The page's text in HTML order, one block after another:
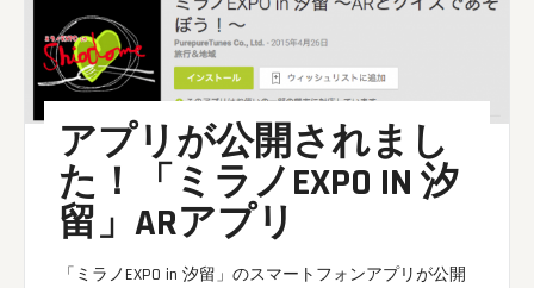
アプリが公開されまし
た！「ミラノEXPO IN 汐
留」ARアプリ
「ミラノEXPO in 汐留」のスマートフォンアプリが公開